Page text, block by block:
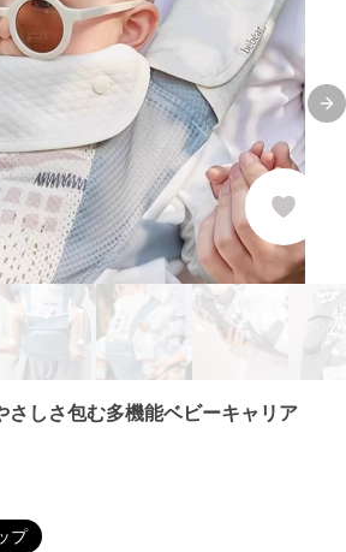
さしさ包む多機能ベビーキャリア
プ